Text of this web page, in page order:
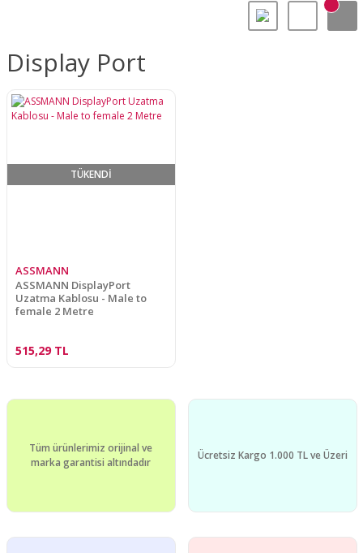
Display Port
TÜKENDİ
ASSMANN
ASSMANN DisplayPort
Uzatma Kablosu - Male to
female 2 Metre
515,29 TL
Tüm ürünlerimiz orijinal ve
marka garantisi altındadır
Ücretsiz Kargo 1.000 TL ve Üzeri